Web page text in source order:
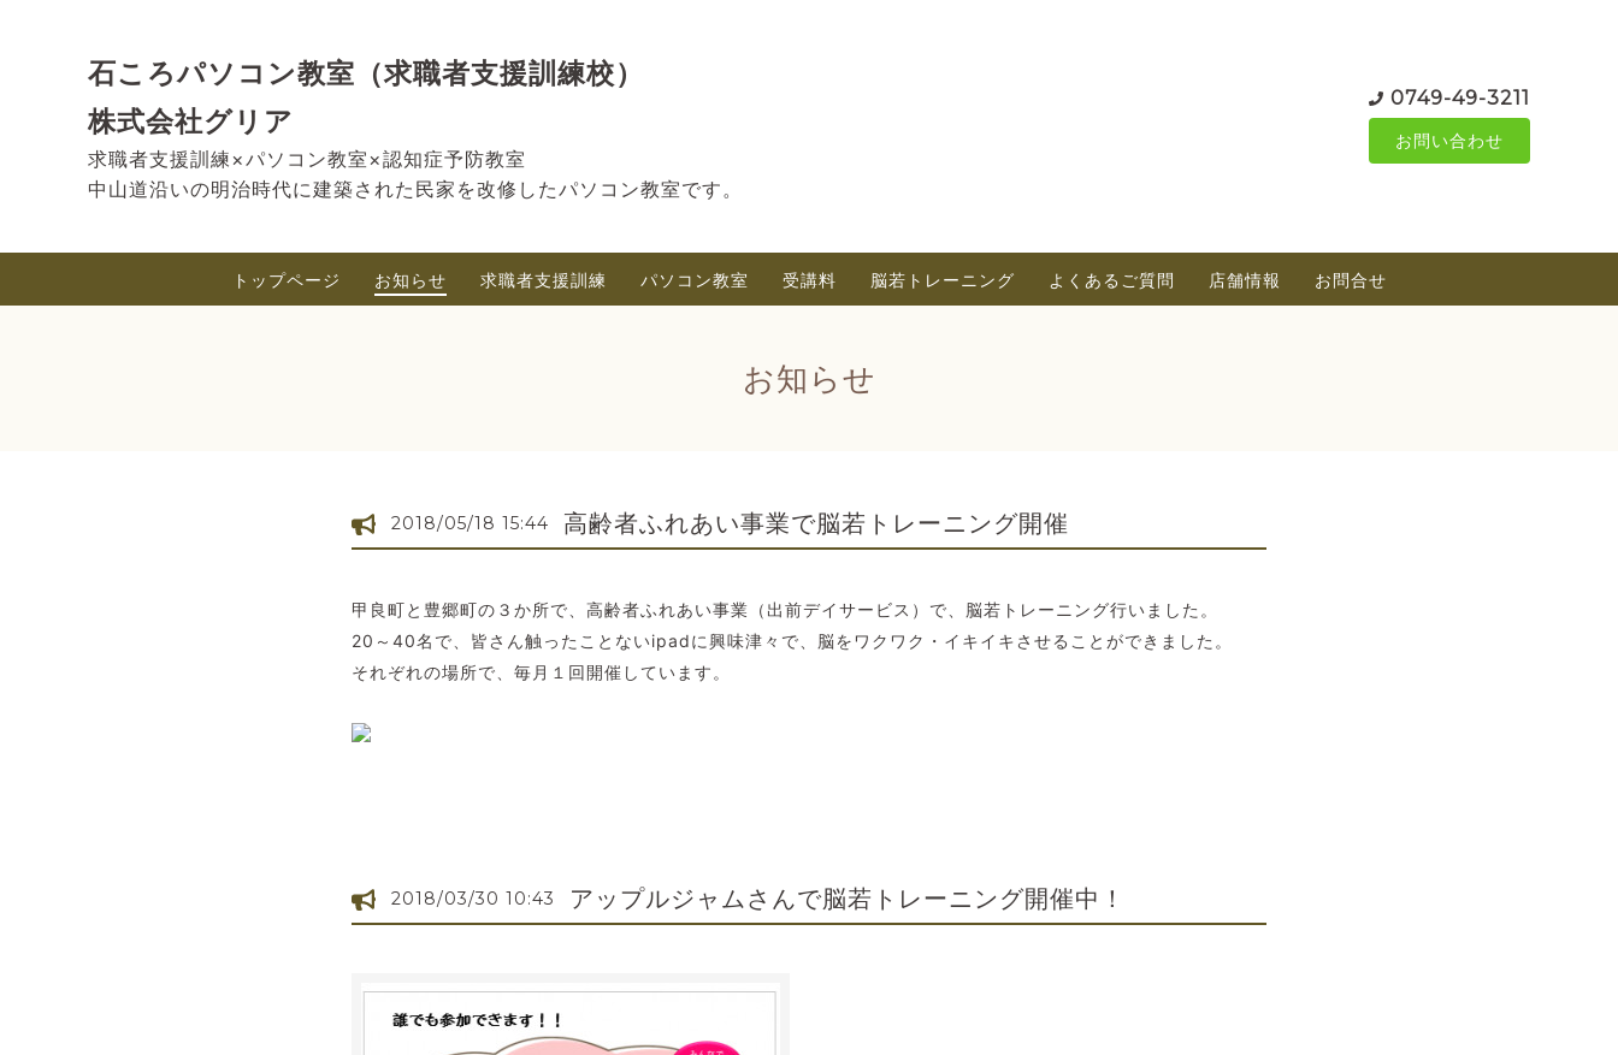
石ころパソコン教室（求職者支援訓練校）
株式会社グリア
求職者支援訓練×パソコン教室×認知症予防教室
中山道沿いの明治時代に建築された民家を改修したパソコン教室です。
0749-49-3211
お問い合わせ
トップページ お知らせ 求職者支援訓練 パソコン教室 受講料 脳若トレーニング よくあるご質問 店舗情報 お問合せ
お知らせ
2018/05/18 15:44 高齢者ふれあい事業で脳若トレーニング開催
甲良町と豊郷町の３か所で、高齢者ふれあい事業（出前デイサービス）で、脳若トレーニング行いました。
20～40名で、皆さん触ったことないipadに興味津々で、脳をワクワク・イキイキさせることができました。
それぞれの場所で、毎月１回開催しています。
2018/03/30 10:43 アップルジャムさんで脳若トレーニング開催中！